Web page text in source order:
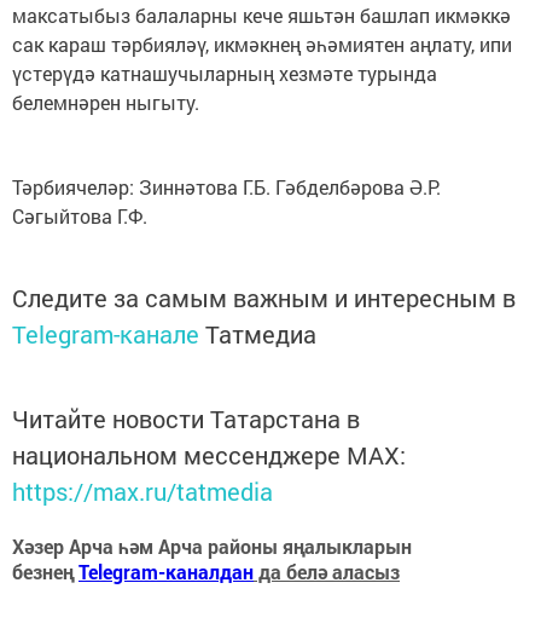
максатыбыз балаларны кече яшьтән башлап икмәккә
сак караш тәрбияләү, икмәкнең әһәмиятен аңлату, ипи
үстерүдә катнашучыларның хезмәте турында
белемнәрен ныгыту.
Тәрбиячеләр: Зиннәтова Г.Б. Гәбделбәрова Ә.Р.
Сәгыйтова Г.Ф.
Следите за самым важным и интересным в
Telegram-канале Татмедиа
Читайте новости Татарстана в
национальном мессенджере MАХ:
https://max.ru/tatmedia
Хәзер Арча һәм Арча районы яңалыкларын
безнеңTelegram-каналданда белә аласыз